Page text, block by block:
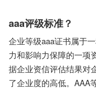
aaa评级标准？
企业等级aaa证书属于
力和影响力保障的一项
据企业资信评估结果对
了企业度的高低。AAA